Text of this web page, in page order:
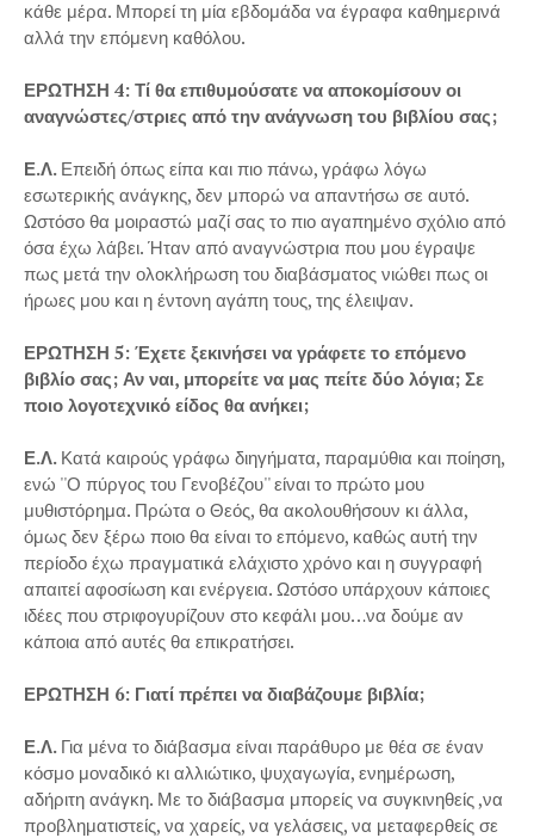
κάθε μέρα. Μπορεί τη μία εβδομάδα να έγραφα καθημερινά
αλλά την επόμενη καθόλου.
ΕΡΩΤΗΣΗ 4: Τί θα επιθυμούσατε να αποκομίσουν οι
αναγνώστες/στριες από την ανάγνωση του βιβλίου σας;
Ε.Λ. Επειδή όπως είπα και πιο πάνω, γράφω λόγω
εσωτερικής ανάγκης, δεν μπορώ να απαντήσω σε αυτό.
Ωστόσο θα μοιραστώ μαζί σας το πιο αγαπημένο σχόλιο από
όσα έχω λάβει. Ήταν από αναγνώστρια που μου έγραψε
πως μετά την ολοκλήρωση του διαβάσματος νιώθει πως οι
ήρωες μου και η έντονη αγάπη τους, της έλειψαν.
ΕΡΩΤΗΣΗ 5: Έχετε ξεκινήσει να γράφετε το επόμενο
βιβλίο σας; Αν ναι, μπορείτε να μας πείτε δύο λόγια; Σε
ποιο λογοτεχνικό είδος θα ανήκει;
Ε.Λ. Κατά καιρούς γράφω διηγήματα, παραμύθια και ποίηση,
ενώ ''Ο πύργος του Γενοβέζου'' είναι το πρώτο μου
μυθιστόρημα. Πρώτα ο Θεός, θα ακολουθήσουν κι άλλα,
όμως δεν ξέρω ποιο θα είναι το επόμενο, καθώς αυτή την
περίοδο έχω πραγματικά ελάχιστο χρόνο και η συγγραφή
απαιτεί αφοσίωση και ενέργεια. Ωστόσο υπάρχουν κάποιες
ιδέες που στριφογυρίζουν στο κεφάλι μου…να δούμε αν
κάποια από αυτές θα επικρατήσει.
ΕΡΩΤΗΣΗ 6: Γιατί πρέπει να διαβάζουμε βιβλία;
Ε.Λ. Για μένα το διάβασμα είναι παράθυρο με θέα σε έναν
κόσμο μοναδικό κι αλλιώτικο, ψυχαγωγία, ενημέρωση,
αδήριτη ανάγκη. Με το διάβασμα μπορείς να συγκινηθείς ,να
προβληματιστείς, να χαρείς, να γελάσεις, να μεταφερθείς σε